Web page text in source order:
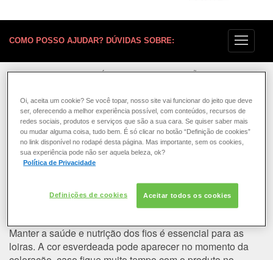
COMO POSSO AJUDAR? DÚVIDAS SOBRE:
COLORAÇÃO
CABELO
SOLAR
CONSULTORIA DE PRODUTOS LOREAL PARIS
VOZ DA BELEZA L'ORÉAL PARIS COLORAÇÃO
Por que meu cabelo ficou verde
após o uso da tintura?
Ter os cabelos com luzes ou coloridos de tons claros
requer certo cuidado na hora de colorir. Cabelos muito
precisa respeitar a aplicação em retoque de raiz para não
haver uma sobrecarga de corantes no comprimento e
Manter asaúdee nutrição dos fios é essencial para as
loiras. A cor esverdeada pode aparecer no momento da
Oi, aceita um cookie? Se você topar, nosso site vai funcionar do jeito que deve
ser, oferecendo a melhor experiência possível, com conteúdos, recursos de
redes sociais, produtos e serviços que são a sua cara. Se quiser saber mais
ou mudar alguma coisa, tudo bem. É só clicar no botão “Definição de cookies”
no link disponível no rodapé desta página. Mas importante, sem os cookies,
sua experiência pode não ser aquela beleza, ok?
Política de Privacidade
Definições de cookies Aceitar todos os cookies